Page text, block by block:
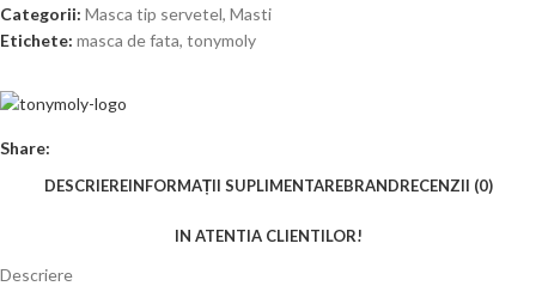
Categorii: Masca tip servetel, Masti
Etichete: masca de fata, tonymoly
Share:
DESCRIEREINFORMAȚII SUPLIMENTAREBRANDRECENZII (0)
IN ATENTIA CLIENTILOR!
Descriere